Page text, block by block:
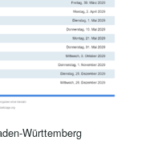
Württemberg